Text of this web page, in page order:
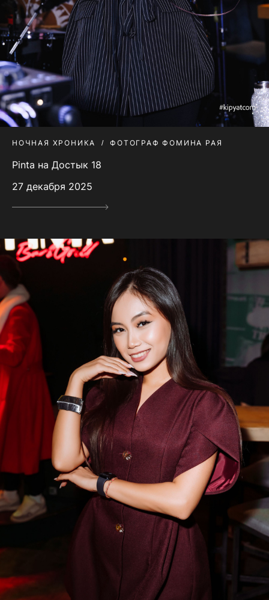
НОЧНАЯ ХРОНИКА ФОТОГРАФ ФОМИНА РАЯ
Pinta на Достык 18
27 декабря 2025